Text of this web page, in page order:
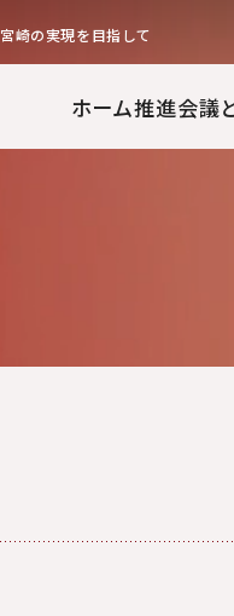
崎の実現を目指して
ホーム推進会議